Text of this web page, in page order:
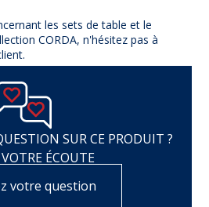
les sets de table et le
CORDA, n'hésitez pas à
SUR CE PRODUIT ?
ÉCOUTE
votre question